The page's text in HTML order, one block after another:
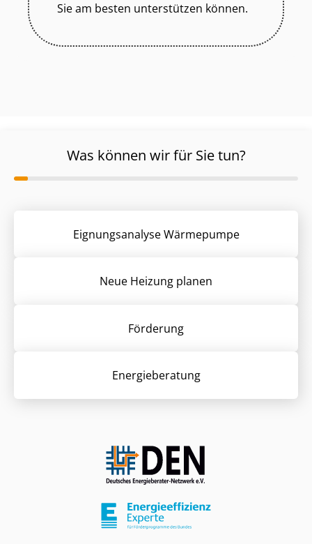
Sie am besten unterstützen können.
Was können wir für Sie tun?
Eignungsanalyse Wärmepumpe
Neue Heizung planen
Förderung
Energieberatung